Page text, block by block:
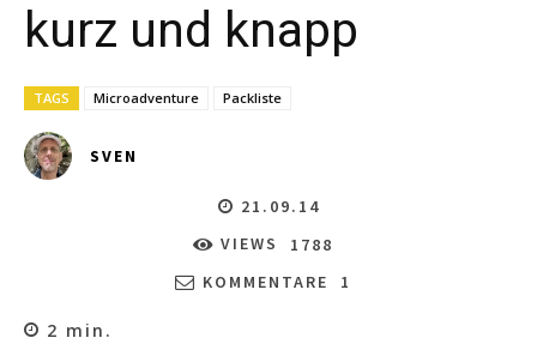
kurz und knapp
TAGS Microadventure Packliste
SVEN
21.09.14
VIEWS
1788
KOMMENTARE
1
2 min.